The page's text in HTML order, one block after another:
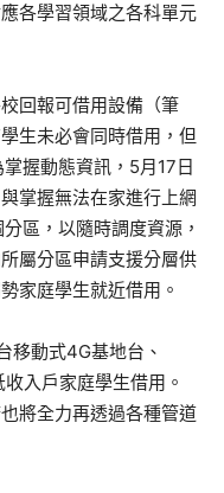
各學習領域之各科單元
回報可借用設備（筆
生未必會同時借用，但
握動態資訊，5月17日
掌握無法在家進行上網
區，以隨時調度資源，
屬分區申請支援分層供
家庭學生就近借用。
移動式4G基地台、
入戶家庭學生借用。
將全力再透過各種管道